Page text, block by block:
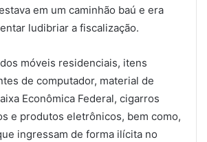
em um caminhão baú e era
ludibriar a fiscalização.
móveis residenciais, itens
de computador, material de
Econômica Federal, cigarros
e produtos eletrônicos, bem como,
ingressam de forma ilícita no